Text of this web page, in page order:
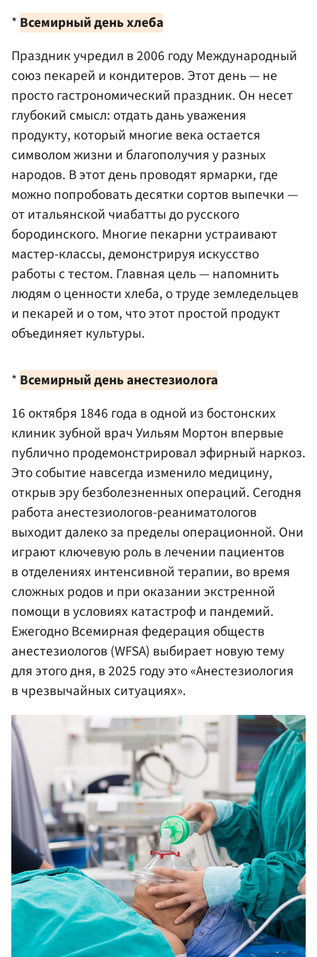
* Всемирный день хлеба
Праздник учредил в 2006 году Международный
союз пекарей и кондитеров. Этот день — не
просто гастрономический праздник. Он несет
глубокий смысл: отдать дань уважения
продукту, который многие века остается
символом жизни и благополучия у разных
народов. В этот день проводят ярмарки, где
можно попробовать десятки сортов выпечки —
от итальянской чиабатты до русского
бородинского. Многие пекарни устраивают
мастер-классы, демонстрируя искусство
работы с тестом. Главная цель — напомнить
людям о ценности хлеба, о труде земледельцев
и пекарей и о том, что этот простой продукт
объединяет культуры.
* Всемирный день анестезиолога
16 октября 1846 года в одной из бостонских
клиник зубной врач Уильям Мортон впервые
публично продемонстрировал эфирный наркоз.
Это событие навсегда изменило медицину,
открыв эру безболезненных операций. Сегодня
работа анестезиологов-реаниматологов
выходит далеко за пределы операционной. Они
играют ключевую роль в лечении пациентов
в отделениях интенсивной терапии, во время
сложных родов и при оказании экстренной
помощи в условиях катастроф и пандемий.
Ежегодно Всемирная федерация обществ
анестезиологов (WFSA) выбирает новую тему
для этого дня, в 2025 году это «Анестезиология
в чрезвычайных ситуациях».